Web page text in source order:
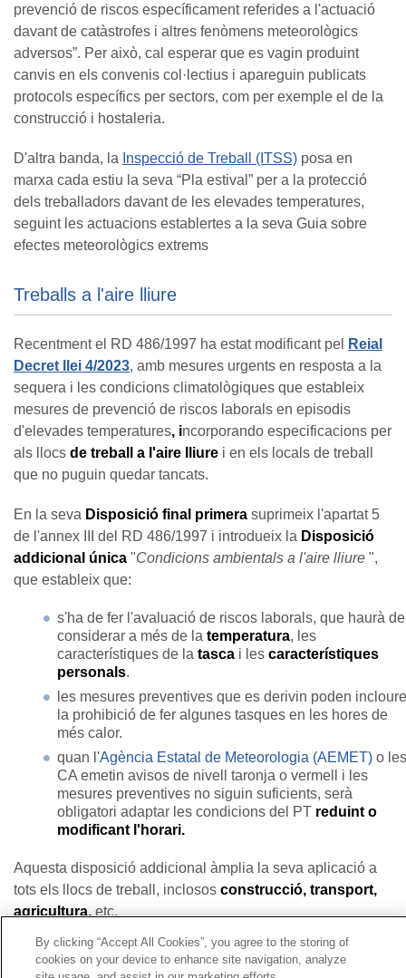
prevenció de riscos específicament referides a l'actuació
davant de catàstrofes i altres fenòmens meteorològics
adversos”. Per això, cal esperar que es vagin produint
canvis en els convenis col·lectius i apareguin publicats
protocols específics per sectors, com per exemple el de la
construcció i hostaleria.
D'altra banda, la Inspecció de Treball (ITSS) posa en
marxa cada estiu la seva “Pla estival” per a la protecció
dels treballadors davant de les elevades temperatures,
seguint les actuacions establertes a la seva Guia sobre
efectes meteorològics extrems
Treballs a l'aire lliure
Recentment el RD 486/1997 ha estat modificant pel
Reial
Decret llei 4/2023, amb mesures urgents en resposta a la
sequera i les condicions climatològiques que estableix
mesures de prevenció de riscos laborals en episodis
d'elevades temperatures, incorporando especificacions per
als llocs de treball a l'aire lliure i en els locals de treball
que no puguin quedar tancats.
En la seva Disposició final primera suprimeix l'apartat 5
de l'annex III del RD 486/1997 i introdueix la Disposició
addicional única "Condicions ambientals a l'aire lliure ",
que estableix que:
s'ha de fer l'avaluació de riscos laborals, que haurà de
considerar a més de la temperatura, les
característiques de la tasca i les característiques
personals.
les mesures preventives que es derivin poden incloure
la prohibició de fer algunes tasques en les hores de
més calor.
quan l'Agència Estatal de Meteorologia (AEMET) o les
CA emetin avisos de nivell taronja o vermell i les
mesures preventives no siguin suficients, serà
obligatori adaptar les condicions del PT reduint o
modificant l'horari.
Aquesta disposició addicional àmplia la seva aplicació a
tots els llocs de treball, inclosos construcció, transport,
agricultura, etc.
Contacte |Perfil del contractant|Reclamacions
By clicking “Accept All Cookies”, you agree to the storing of
cookies on your device to enhance site navigation, analyze